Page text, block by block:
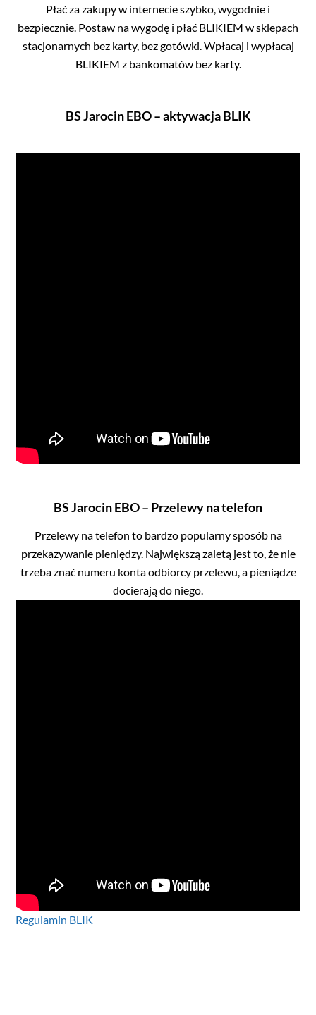
Płać za zakupy w internecie szybko, wygodnie i
bezpiecznie. Postaw na wygodę i płać BLIKIEM w sklepach
stacjonarnych bez karty, bez gotówki. Wpłacaj i wypłacaj
BLIKIEM z bankomatów bez karty.
BS Jarocin EBO – aktywacja BLIK
BS Jarocin EBO – Przelewy na telefon
Przelewy na telefon to bardzo popularny sposób na
przekazywanie pieniędzy. Największą zaletą jest to, że nie
trzeba znać numeru konta odbiorcy przelewu, a pieniądze
docierają do niego.
Regulamin BLIK